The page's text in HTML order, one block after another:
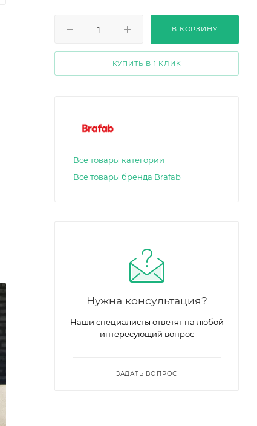
В КОРЗИНУ
КУПИТЬ В 1 КЛИК
Все товары категории
Все товары бренда Brafab
Нужна консультация?
Наши специалисты ответят на любой
интересующий вопрос
ЗАДАТЬ ВОПРОС